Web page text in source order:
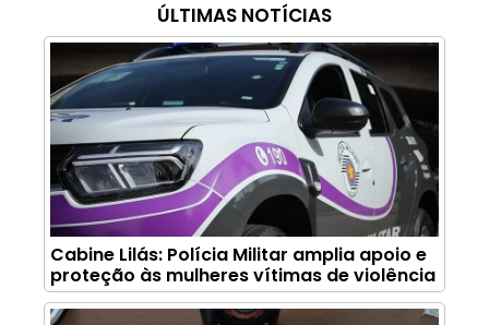
ÚLTIMAS NOTÍCIAS
Cabine Lilás: Polícia Militar amplia apoio e
proteção às mulheres vítimas de violência